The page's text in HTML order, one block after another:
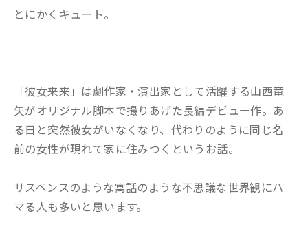
とにかくキュート。
「彼女来来」は劇作家・演出家として活躍する山西竜
矢がオリジナル脚本で撮りあげた長編デビュー作。あ
る日と突然彼女がいなくなり、代わりのように同じ名
前の女性が現れて家に住みつくというお話。
サスペンスのような寓話のような不思議な世界観にハ
マる人も多いと思います。